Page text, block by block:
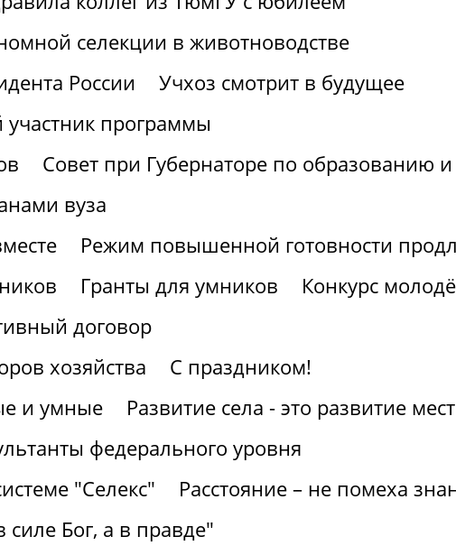
селекции в животноводстве
России
Учхоз смотрит в будущее
программы
Совет при Губернаторе по образованию и
вуза
Режим повышенной готовности
Гранты для умников
Конкурс
договор
хозяйства
С праздником!
и умные
Развитие села - это развитие
федерального уровня
"Селекс"
Расстояние – не помеха
силе Бог, а в правде"